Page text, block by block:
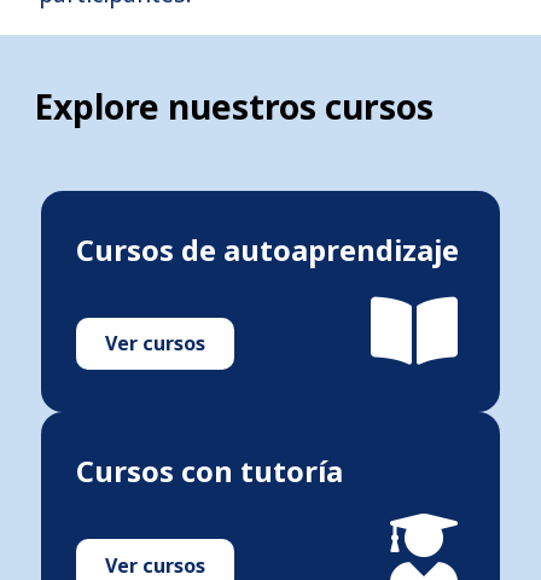
Explore nuestros cursos
Cursos de autoaprendizaje
Ver cursos
Cursos con tutoría
Ver cursos